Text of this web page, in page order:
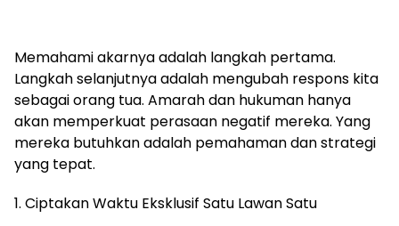
Memahami akarnya adalah langkah pertama.
Langkah selanjutnya adalah mengubah respons kita
sebagai orang tua. Amarah dan hukuman hanya
akan memperkuat perasaan negatif mereka. Yang
mereka butuhkan adalah pemahaman dan strategi
yang tepat.
1. Ciptakan Waktu Eksklusif Satu Lawan Satu